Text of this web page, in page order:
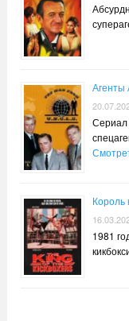
Агенты
Сериал
Король
1981